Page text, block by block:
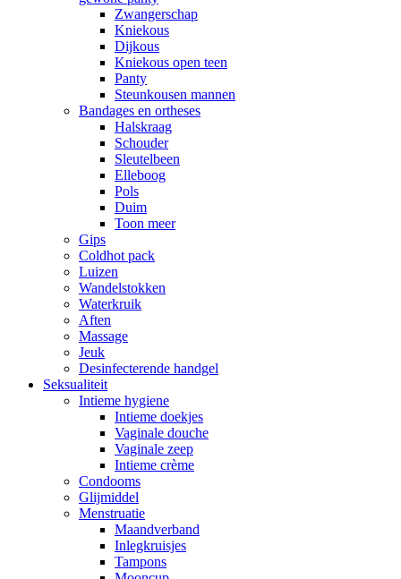
Zwangerschap
Kniekous
Dijkous
Kniekous open teen
Panty
Steunkousen mannen
Bandages en ortheses
Halskraag
Schouder
Sleutelbeen
Elleboog
Pols
Duim
Toon meer
Gips
Coldhot pack
Luizen
Wandelstokken
Waterkruik
Aften
Massage
Jeuk
Desinfecterende handgel
Seksualiteit
Intieme hygiene
Intieme doekjes
Vaginale douche
Vaginale zeep
Intieme crème
Condooms
Glijmiddel
Menstruatie
Maandverband
Inlegkruisjes
Tampons